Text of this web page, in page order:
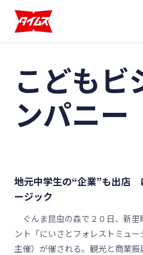
こどもビ
ンパニー
地元中学生の“企業”も出店
ージック
ぐんま昆虫の森で２０日、新
ント「にいさとフォレストミュ
主催）が催される。観光と商業